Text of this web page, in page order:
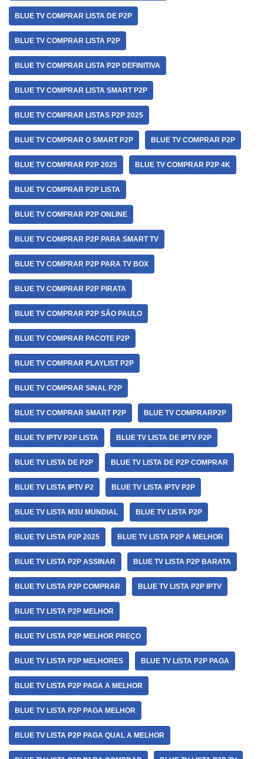
BLUE TV COMPRAR LISTA DE P2P
BLUE TV COMPRAR LISTA P2P
BLUE TV COMPRAR LISTA P2P DEFINITIVA
BLUE TV COMPRAR LISTA SMART P2P
BLUE TV COMPRAR LISTAS P2P 2025
BLUE TV COMPRAR O SMART P2P BLUE TV COMPRAR P2P
BLUE TV COMPRAR P2P 2025 BLUE TV COMPRAR P2P 4K
BLUE TV COMPRAR P2P LISTA
BLUE TV COMPRAR P2P ONLINE
BLUE TV COMPRAR P2P PARA SMART TV
BLUE TV COMPRAR P2P PARA TV BOX
BLUE TV COMPRAR P2P PIRATA
BLUE TV COMPRAR P2P SÃO PAULO
BLUE TV COMPRAR PACOTE P2P
BLUE TV COMPRAR PLAYLIST P2P
BLUE TV COMPRAR SINAL P2P
BLUE TV COMPRAR SMART P2P BLUE TV COMPRARP2P
BLUE TV IPTV P2P LISTA BLUE TV LISTA DE IPTV P2P
BLUE TV LISTA DE P2P BLUE TV LISTA DE P2P COMPRAR
BLUE TV LISTA IPTV P2 BLUE TV LISTA IPTV P2P
BLUE TV LISTA M3U MUNDIAL BLUE TV LISTA P2P
BLUE TV LISTA P2P 2025 BLUE TV LISTA P2P A MELHOR
BLUE TV LISTA P2P ASSINAR BLUE TV LISTA P2P BARATA
BLUE TV LISTA P2P COMPRAR BLUE TV LISTA P2P IPTV
BLUE TV LISTA P2P MELHOR
BLUE TV LISTA P2P MELHOR PREÇO
BLUE TV LISTA P2P MELHORES BLUE TV LISTA P2P PAGA
BLUE TV LISTA P2P PAGA A MELHOR
BLUE TV LISTA P2P PAGA MELHOR
BLUE TV LISTA P2P PAGA QUAL A MELHOR